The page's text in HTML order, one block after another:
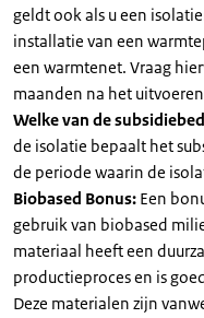
geldt ook als u een
installatie van een
een warmtenet. Vraag
maanden na het
Welke van de
de isolatie bepaalt het
de periode waarin de
Biobased Bonus: Een
gebruik van biobased
materiaal heeft een
productieproces en is
Deze materialen zijn